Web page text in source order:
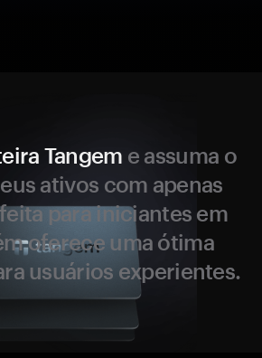
Tangem e assuma o
ativos com apenas
para iniciantes em
oferece uma ótima
usuários experientes.